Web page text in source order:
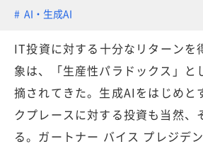
AI・生成AI
IT投資に対する十分なリターンを
象は、「生産性パラドックス」と
摘されてきた。生成AIをはじめと
クプレースに対する投資も当然、
る。ガートナー バイス プレジデ